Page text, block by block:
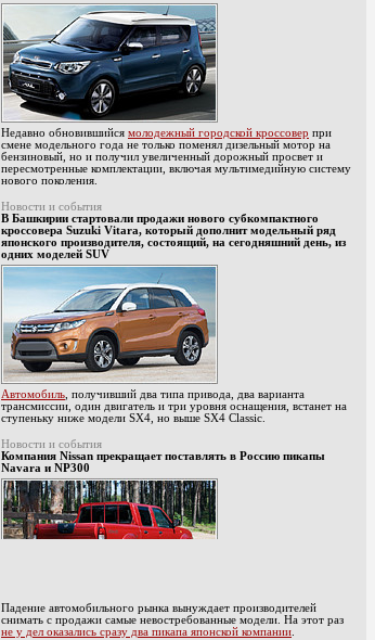
Недавно обновившийся молодежный городской кроссовер при
смене модельного года не только поменял дизельный мотор на
бензиновый, но и получил увеличенный дорожный просвет и
пересмотренные комплектации, включая мультимедийную систему
нового поколения.
Новости и события
В Башкирии стартовали продажи нового субкомпактного
кроссовера Suzuki Vitara, который дополнит модельный ряд
японского производителя, состоящий, на сегодняшний день, из
одних моделей SUV
Автомобиль , получивший два типа привода, два варианта
трансмиссии, один двигатель и три уровня оснащения, встанет на
ступеньку ниже модели SX4, но выше SX4 Classic.
Новости и события
Компания Nissan прекращает поставлять в Россию пикапы
Navara и NP300
Падение автомобильного рынка вынуждает производителей
снимать с продажи самые невостребованные модели. На этот раз
не у дел оказались сразу два пикапа японской компании.